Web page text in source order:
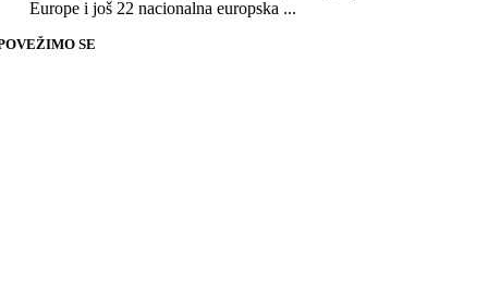
Europe i još 22 nacionalna europska ...
SE